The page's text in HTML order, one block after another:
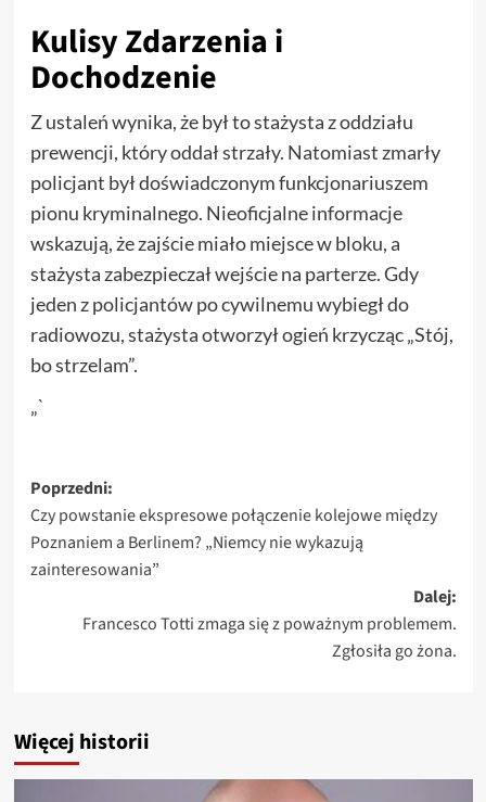
Kulisy Zdarzenia i
Dochodzenie
Z ustaleń wynika, że był to stażysta z oddziału
prewencji, który oddał strzały. Natomiast zmarły
policjant był doświadczonym funkcjonariuszem
pionu kryminalnego. Nieoficjalne informacje
wskazują, że zajście miało miejsce w bloku, a
stażysta zabezpieczał wejście na parterze. Gdy
jeden z policjantów po cywilnemu wybiegł do
radiowozu, stażysta otworzył ogień krzycząc „Stój,
bo strzelam”.
„`
Zobacz
wpisy
Poprzedni:
Czy powstanie ekspresowe połączenie kolejowe między
Poznaniem a Berlinem? „Niemcy nie wykazują
zainteresowania”
Dalej:
Francesco Totti zmaga się z poważnym problemem.
Zgłosiła go żona.
Więcej historii